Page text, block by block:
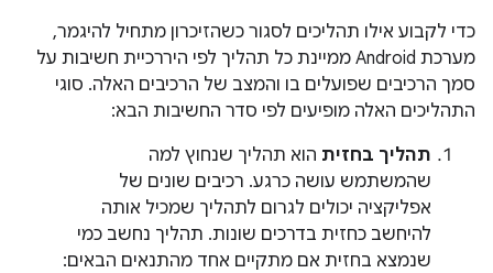
כדי לקבוע אילו תהליכים לסגור כשהזיכרון מתחיל להיגמר,
מערכת Android ממיינת כל תהליך לפי היררכיית חשיבות על
סמך הרכיבים שפועלים בו והמצב של הרכיבים האלה. סוגי
התהליכים האלה מופיעים לפי סדר החשיבות הבא:
תהליך בחזית הוא תהליך שנחוץ למה
שהמשתמש עושה כרגע. רכיבים שונים של
אפליקציה יכולים לגרום לתהליך שמכיל אותה
להיחשב כחזית בדרכים שונות. תהליך נחשב כמי
שנמצא בחזית אם מתקיים אחד מהתנאים הבאים: